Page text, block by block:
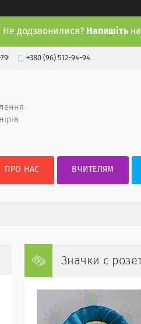
Не додзвонилися? Напишіть
+380 (96) 512-94-94
ПРО НАС ВЧИТЕЛЯМ
Значки с